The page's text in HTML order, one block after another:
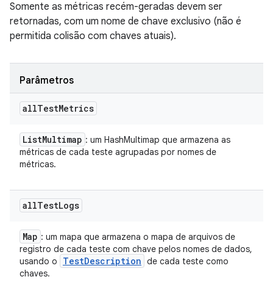
Somente as métricas recém-geradas devem ser
retornadas, com um nome de chave exclusivo (não é
permitida colisão com chaves atuais).
Parâmetros
allTestMetrics
ListMultimap : um HashMultimap que armazena as
métricas de cada teste agrupadas por nomes de
métricas.
allTestLogs
Map : um mapa que armazena o mapa de arquivos de
registro de cada teste com chave pelos nomes de dados,
usando o
TestDescription de cada teste como
chaves.